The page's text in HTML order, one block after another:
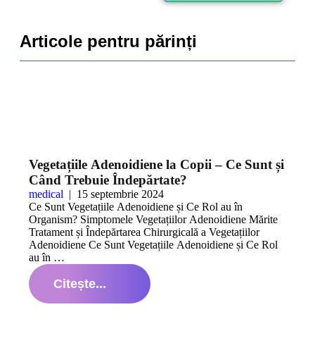
Articole pentru părinți
Vegetațiile Adenoidiene la Copii – Ce Sunt și
Când Trebuie Îndepărtate?
medical | 15 septembrie 2024
Ce Sunt Vegetațiile Adenoidiene și Ce Rol au în
Organism? Simptomele Vegetațiilor Adenoidiene Mărite
Tratament și Îndepărtarea Chirurgicală a Vegetațiilor
Adenoidiene Ce Sunt Vegetațiile Adenoidiene și Ce Rol
au în …
Citește...